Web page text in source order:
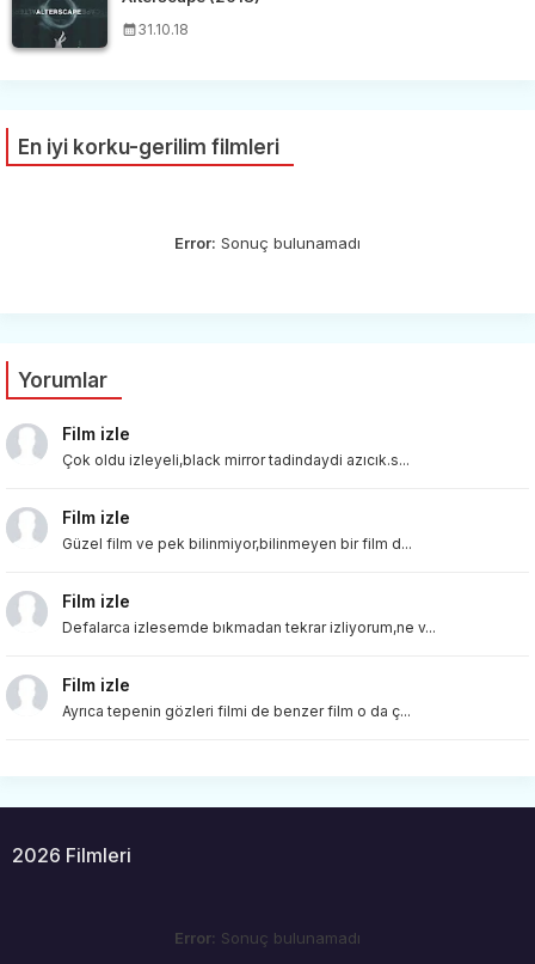
31.10.18
En iyi korku-gerilim filmleri
Error: Sonuç bulunamadı
Yorumlar
Film izle
Çok oldu izleyeli,black mirror tadindaydi azıcık.s...
Film izle
Güzel film ve pek bilinmiyor,bilinmeyen bir film d...
Film izle
Defalarca izlesemde bıkmadan tekrar izliyorum,ne v...
Film izle
Ayrıca tepenin gözleri filmi de benzer film o da ç...
2026 Filmleri
Error: Sonuç bulunamadı